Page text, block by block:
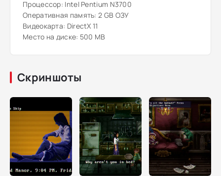
Процессор: Intel Pentium N3700
Оперативная память: 2 GB ОЗУ
Видеокарта: DirectX 11
Место на диске: 500 MB
Скриншоты